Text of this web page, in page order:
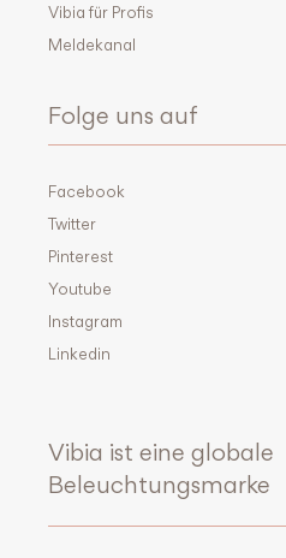
Vibia für Profis
Meldekanal
Folge uns auf
Facebook
Twitter
Pinterest
Youtube
Instagram
Linkedin
Vibia ist eine globale
Beleuchtungsmarke